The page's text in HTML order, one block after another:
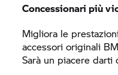
Concessionari più
Migliora le
accessori originali
Sarà un piacere darti